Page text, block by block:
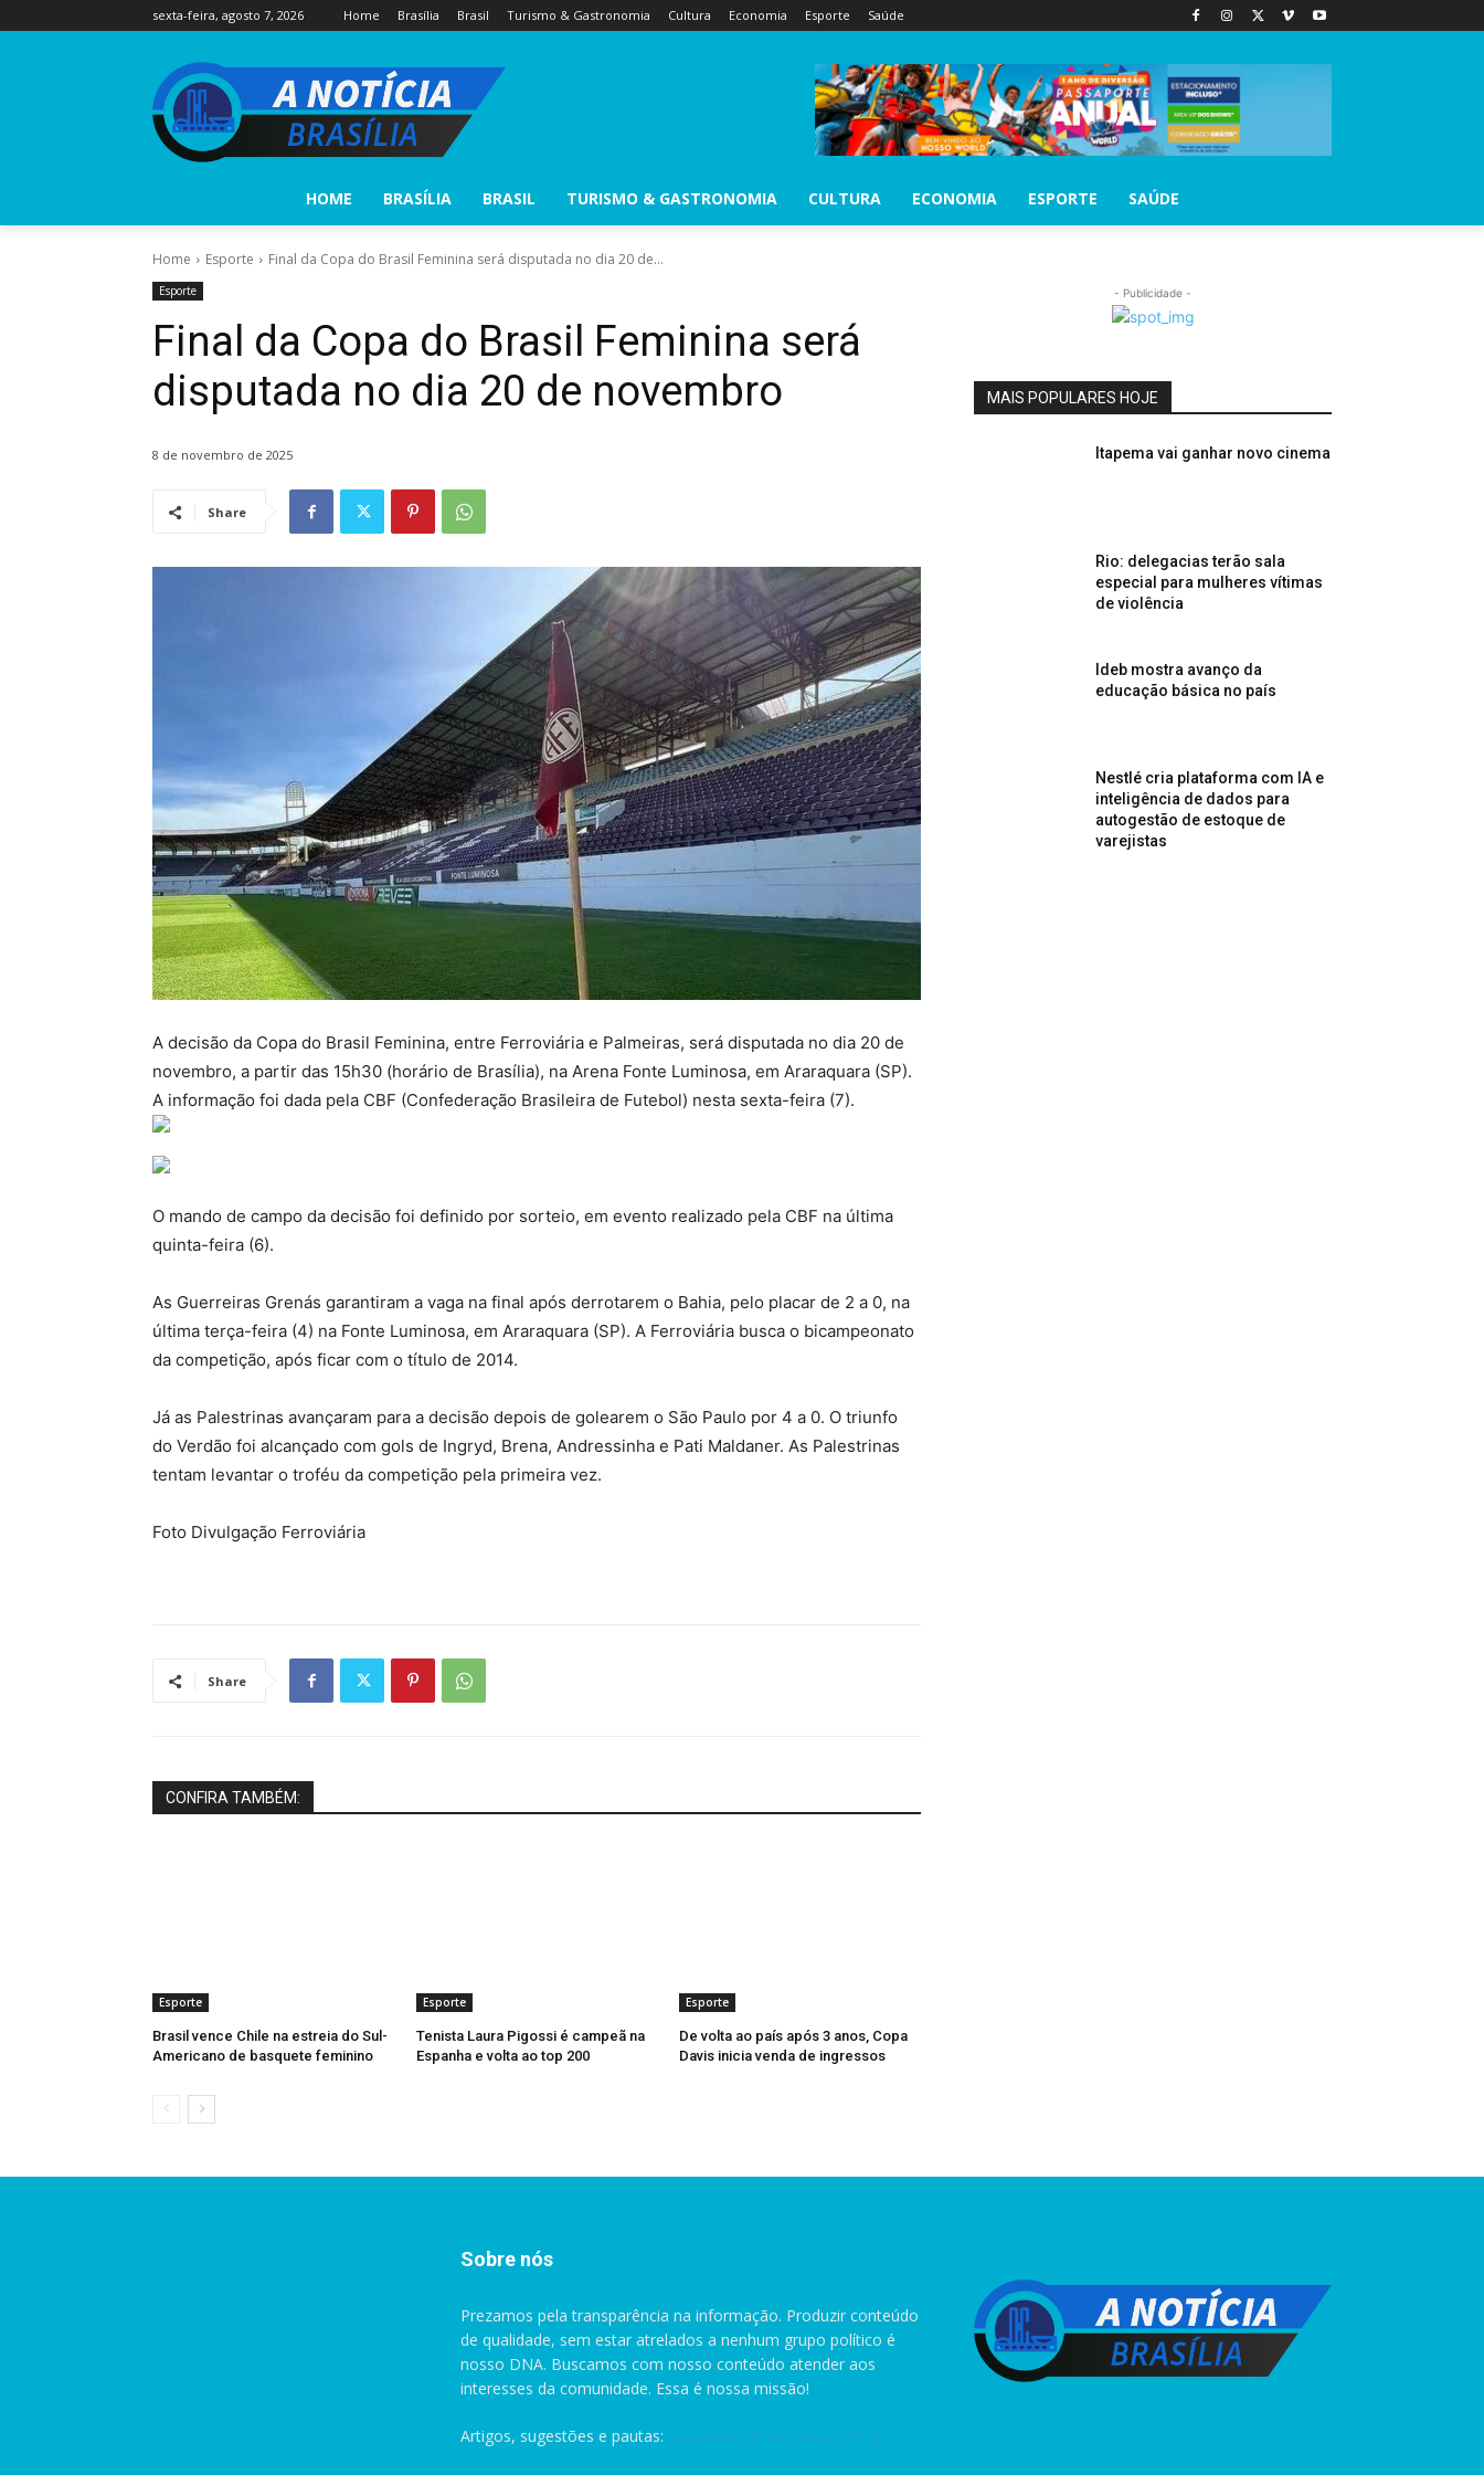
sexta-feira, agosto 7, 2026 Home Brasília Brasil Turismo & Gastronomia Cultura Economia Esporte Saúde
HOME BRASÍLIA BRASIL TURISMO & GASTRONOMIA CULTURA ECONOMIA ESPORTE SAÚDE
Home Esporte Final da Copa do Brasil Feminina será disputada no dia 20 de...
Esporte
Final da Copa do Brasil Feminina será
disputada no dia 20 de novembro
8 de novembro de 2025
Share
A decisão da Copa do Brasil Feminina, entre Ferroviária e Palmeiras, será disputada no dia 20 de
novembro, a partir das 15h30 (horário de Brasília), na Arena Fonte Luminosa, em Araraquara (SP).
A informação foi dada pela CBF (Confederação Brasileira de Futebol) nesta sexta-feira (7).
O mando de campo da decisão foi definido por sorteio, em evento realizado pela CBF na última
quinta-feira (6).
As Guerreiras Grenás garantiram a vaga na final após derrotarem o Bahia, pelo placar de 2 a 0, na
última terça-feira (4) na Fonte Luminosa, em Araraquara (SP). A Ferroviária busca o bicampeonato
da competição, após ficar com o título de 2014.
Já as Palestrinas avançaram para a decisão depois de golearem o São Paulo por 4 a 0. O triunfo
do Verdão foi alcançado com gols de Ingryd, Brena, Andressinha e Pati Maldaner. As Palestrinas
tentam levantar o troféu da competição pela primeira vez.
Foto Divulgação Ferroviária
Share
CONFIRA TAMBÉM:
Esporte
Brasil vence Chile na estreia do Sul-
Americano de basquete feminino
Esporte
Tenista Laura Pigossi é campeã na
Espanha e volta ao top 200
Esporte
De volta ao país após 3 anos, Copa
Davis inicia venda de ingressos
- Publicidade -
MAIS POPULARES HOJE
Itapema vai ganhar novo cinema
Rio: delegacias terão sala
especial para mulheres vítimas
de violência
Ideb mostra avanço da
educação básica no país
Nestlé cria plataforma com IA e
inteligência de dados para
autogestão de estoque de
varejistas
Sobre nós
Prezamos pela transparência na informação. Produzir conteúdo
de qualidade, sem estar atrelados a nenhum grupo político é
nosso DNA. Buscamos com nosso conteúdo atender aos
interesses da comunidade. Essa é nossa missão!
Artigos, sugestões e pautas: pauta@anoticiabrasilia.com.br